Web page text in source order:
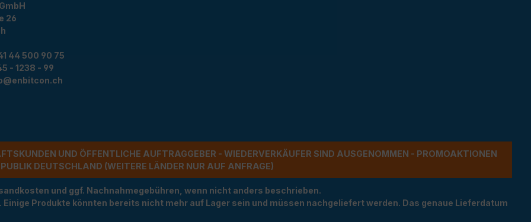
26
44 500 90 75
- 1238 - 99
UND ÖFFENTLICHE AUFTRAGGEBER - WIEDERVERKÄUFER SIND AUSGENOMMEN - PROMOAKTIONEN G
DEUTSCHLAND (WEITERE LÄNDER NUR AUF ANFRAGE)
und ggf. Nachnahmegebühren, wenn nicht anders beschrieben.
Produkte könnten bereits nicht mehr auf Lager sein und müssen nachgeliefert werden. Das genaue Lieferdatum